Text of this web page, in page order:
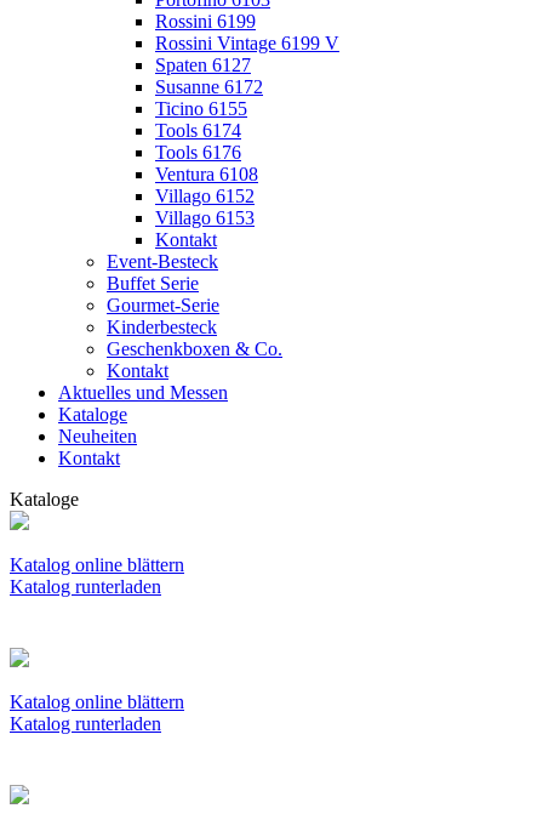
Rossini 6199
Rossini Vintage 6199 V
Spaten 6127
Susanne 6172
Ticino 6155
Tools 6174
Tools 6176
Ventura 6108
Villago 6152
Villago 6153
Kontakt
Event-Besteck
Buffet Serie
Gourmet-Serie
Kinderbesteck
Geschenkboxen & Co.
Kontakt
Aktuelles und Messen
Kataloge
Neuheiten
Kontakt
Kataloge
Katalog online blättern
Katalog runterladen
Katalog online blättern
Katalog runterladen